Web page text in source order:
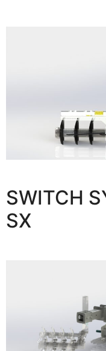
SWITCH
SX